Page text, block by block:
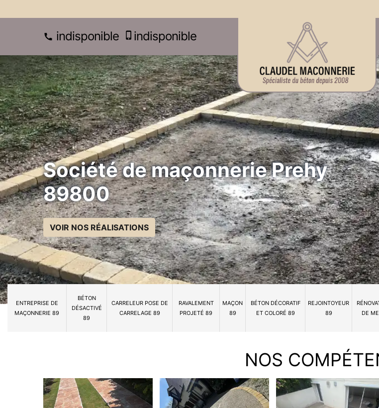
indisponible indisponible
Société de maçonnerie Prehy
89800
VOIR NOS RÉALISATIONS
ENTREPRISE DE
MAÇONNERIE 89
BÉTON
DÉSACTIVÉ
89
CARRELEUR POSE DE
CARRELAGE 89
RAVALEMENT
PROJETÉ 89
MAÇON
89
BÉTON DÉCORATIF
ET COLORÉ 89
REJOINTOYEUR
89
DE
NOS